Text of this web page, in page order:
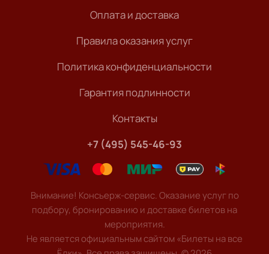
Оплата и доставка
Правила оказания услуг
Политика конфиденциальности
Гарантия подлинности
Контакты
+7 (495) 545-46-93
Внимание! Консьерж-сервис. Оказание услуг по
подбору, бронированию и доставке билетов на
мероприятия.
Не является официальным сайтом «Билеты на все